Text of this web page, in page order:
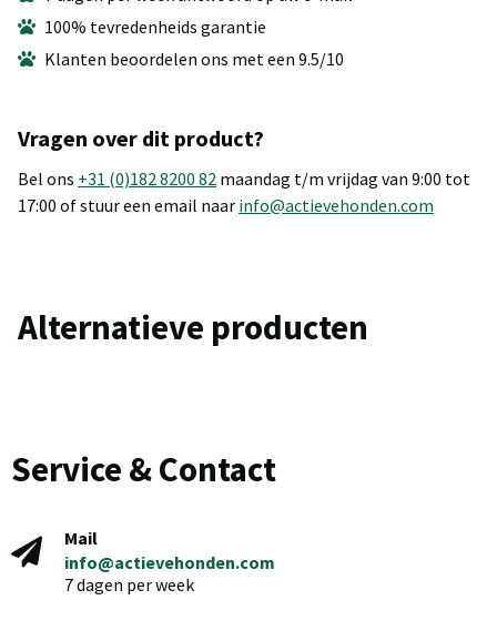
100% tevredenheids garantie
Klanten beoordelen ons met een 9.5/10
Vragen over dit product?
Bel ons +31 (0)182 8200 82 maandag t/m vrijdag van 9:00 tot
17:00 of stuur een email naar info@actievehonden.com
Alternatieve producten
Service & Contact
Mail
info@actievehonden.com
7 dagen per week